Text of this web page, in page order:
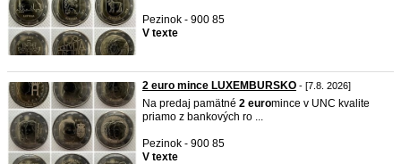
Pezinok - 900 85
V texte
2 euro mince LUXEMBURSKO - [7.8. 2026]
Na predaj pamätné 2 euromince v UNC kvalite
priamo z bankových ro ...
Pezinok - 900 85
V texte